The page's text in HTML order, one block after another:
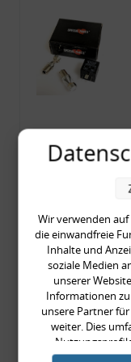
Wir verwenden
die einwandfreie
Inhalte und
soziale Medien
unserer
Informationen
unsere Partner
weiter. Dies
Products) führen